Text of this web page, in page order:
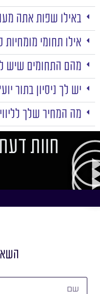
באילו שפות אתה
אילו תחומי
מהם התחומים שיש
יש לך ניסיון בתור
מה המחיר שלך
חוות